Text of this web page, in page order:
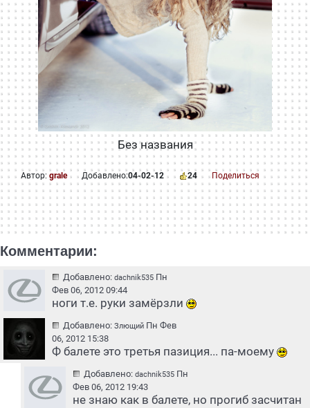
Без названия
Автор: grale Добавлено:04-02-12 24 Поделиться
Комментарии:
Добавлено: dachnik535 Пн
Фев 06, 2012 09:44
ноги т.е. руки замёрзли
Добавлено: Злющий Пн Фев
06, 2012 15:38
Ф балете это третья пазиция... па-моему
Добавлено: dachnik535 Пн
Фев 06, 2012 19:43
не знаю как в балете, но прогиб засчитан